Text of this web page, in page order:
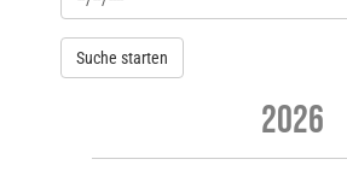
2026